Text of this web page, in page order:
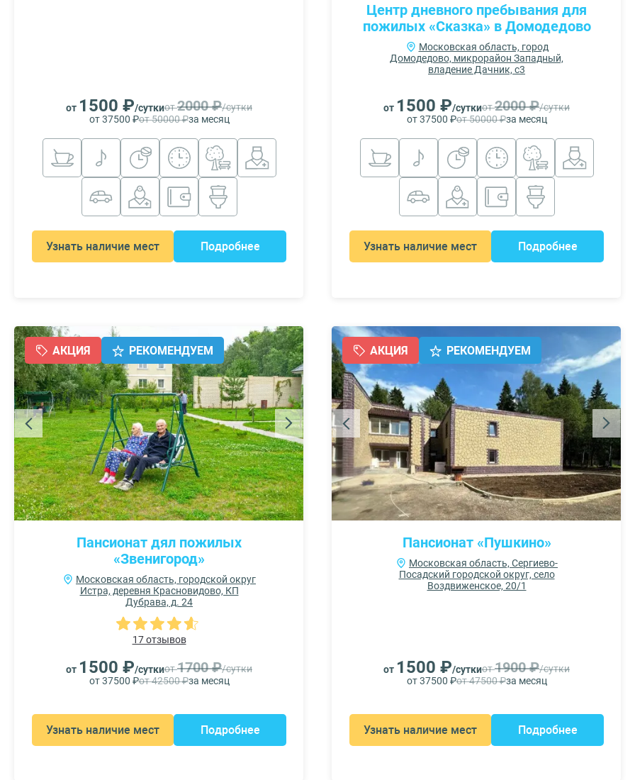
от 1500 ₽/суткиот2000 ₽/сутки
от 37500 ₽от 50000 ₽за месяц
Узнать наличие мест Подробнее
Центр дневного пребывания для
пожилых «Сказка» в Домодедово
Московская область, город
Домодедово, микрорайон Западный,
владение Дачник, с3
от 1500 ₽/суткиот2000 ₽/сутки
от 37500 ₽от 50000 ₽за месяц
Узнать наличие мест Подробнее
АКЦИЯ РЕКОМЕНДУЕМ
Пансионат дял пожилых
«Звенигород»
Московская область, городской округ
Истра, деревня Красновидово, КП
Дубрава, д. 24
17 отзывов
от 1500 ₽/суткиот1700 ₽/сутки
от 37500 ₽от 42500 ₽за месяц
Узнать наличие мест Подробнее
АКЦИЯ РЕКОМЕНДУЕМ
Пансионат «Пушкино»
Московская область, Сергиево-
Посадский городской округ, село
Воздвиженское, 20/1
от 1500 ₽/суткиот1900 ₽/сутки
от 37500 ₽от 47500 ₽за месяц
Узнать наличие мест Подробнее